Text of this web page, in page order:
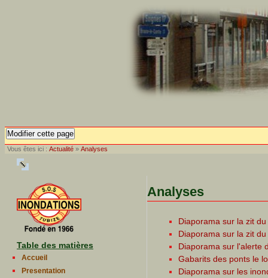
Modifier cette page
Vous êtes ici : Actualité » Analyses
Table des matières
Accueil
Presentation
Analyses
Diaporama sur la zit
Diaporama sur la zit
Diaporama sur l'alerte
Gabarits des ponts le
Diaporama sur les